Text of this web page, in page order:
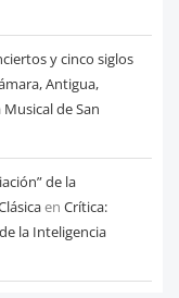
y cinco siglos
Antigua,
de San
de la
en Crítica:
la Inteligencia